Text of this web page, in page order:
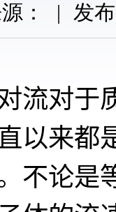
： | 发
流对于
以来都
不论是